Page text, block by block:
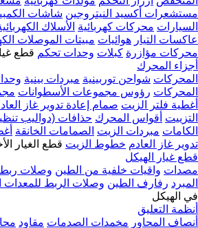
مستشعرات أكسيد النيتروجين شاشات
السيارات محركات كهربائية الأسلاك
عاكسات التيار هوائيات مبيتات الموصلات
محركات مؤازرة كبلات وحدات تحكم قطع
أجزاء المحرك
المحركات شواحن توربينية مبردات بينية
المحركات رؤوس مجموعات الأسطوانات
أغطية فلتر الزيت صمام إعادة تدوير غاز
التزييت أقواس المحرك حذافات (دواليب
الكامات مبردات الزيت الصمامات الخانقة
تدوير غاز العادم خطوط الزيت قطع الغيار
قطع غيار الهيكل
مصدات واقيات خلفية من الطين وصلات
المبرد رفارف الطين وصلات الربط للمعدات
في الهيكل
أنظمة التعليق
أنصاف المحاور مخمدات الصدمات مقاود